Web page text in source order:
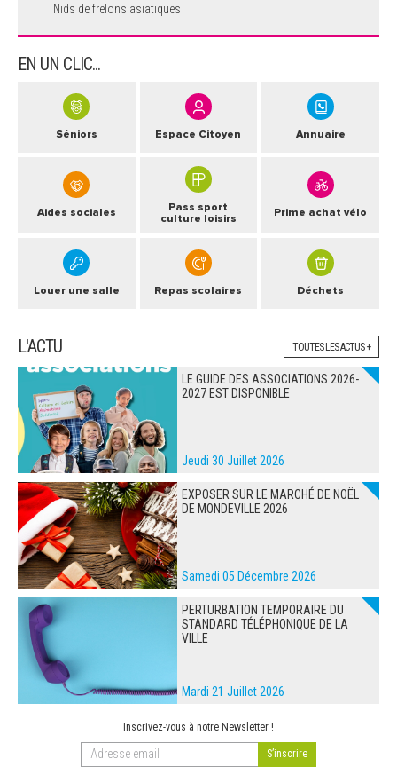
Nids de frelons asiatiques
EN UN CLIC...
Séniors Espace Citoyen Annuaire
Aides sociales
Pass sport
culture loisirs
Prime achat vélo
Louer une salle Repas scolaires Déchets
L'ACTU TOUTES LES ACTUS +
LE GUIDE DES ASSOCIATIONS 2026-
2027 EST DISPONIBLE
Jeudi 30 Juillet 2026
EXPOSER SUR LE MARCHÉ DE NOËL
DE MONDEVILLE 2026
Samedi 05 Décembre 2026
PERTURBATION TEMPORAIRE DU
STANDARD TÉLÉPHONIQUE DE LA
VILLE
Mardi 21 Juillet 2026
Inscrivez-vous à notre Newsletter !